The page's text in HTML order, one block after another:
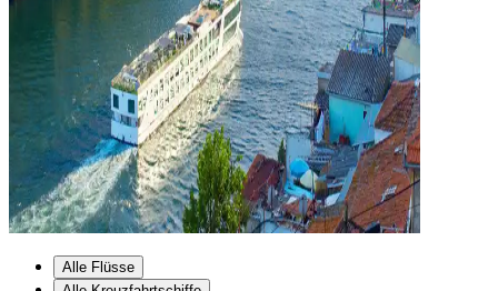
Alle Flüsse